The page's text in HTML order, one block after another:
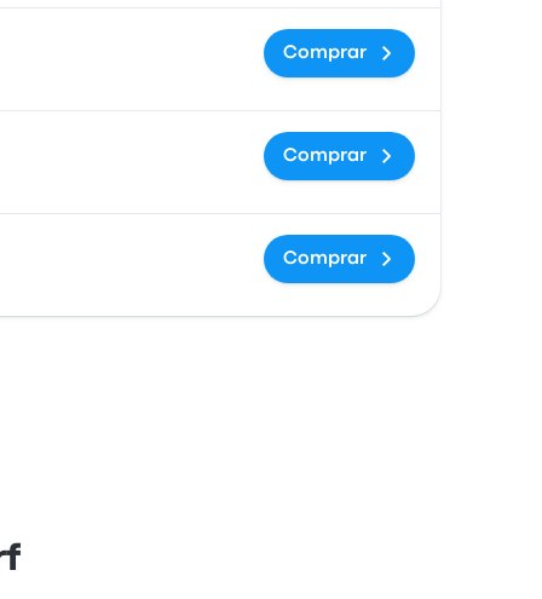
Comprar
Comprar
Comprar